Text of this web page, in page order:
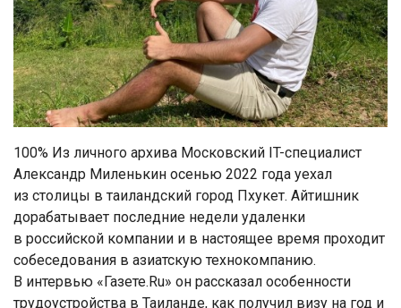
100% Из личного архива Московский IT-специалист
Александр Миленькин осенью 2022 года уехал
из столицы в таиландский город Пхукет. Айтишник
дорабатывает последние недели удаленки
в российской компании и в настоящее время проходит
собеседования в азиатскую технокомпанию.
В интервью «Газете.Ru» он рассказал особенности
трудоустройства в Таиланде, как получил визу на год и